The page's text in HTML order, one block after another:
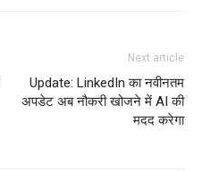
Next article
Update: LinkedIn का नवीनतम
अपडेट अब नौकरी खोजने में AI की
मदद करेगा